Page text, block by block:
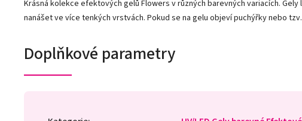
Krásná kolekce efektových gelů Flowers v různých barevných variacích.
nanášet ve více tenkých vrstvách. Pokud se na gelu objeví puchýřky nebo
Doplňkové parametry